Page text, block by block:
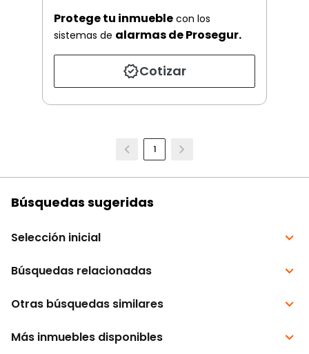
Protege tu inmueble con los
sistemas de alarmas de Prosegur.
Cotizar
1